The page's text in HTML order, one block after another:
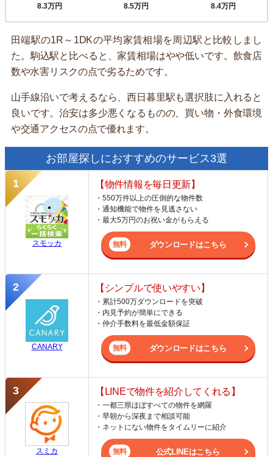
8.3万円
8.5万円
8.4万円
田端駅の1R～1DKの平均家賃相場を周辺駅と比較しまし
た。駒込駅と比べると、家賃相場はやや低いです。飲食店
数や水害リスクの点で劣るためです。
山手線沿いで考えるなら、西日暮里駅も選択肢に入れると
良いです。治安は多少悪くなるものの、買い物・外食環境
や交通アクセスの点で優れます。
お部屋探しにおすすめのサービス3選
スモッカ
【物件情報を毎日更新】
・550万件以上の圧倒的な物件数
・通知機能で物件を見逃さない
・最大5万円のお祝い金がもらえる
ダウンロードはこちら
CANARY
【シンプルで使いやすい】
・累計500万ダウンロードを突破
・内見予約が簡単にできる
・仲介手数料を最低金額保証
ダウンロードはこちら
スミカ
【LINEで物件を紹介してくれる】
・一都三県ほぼすべての物件を網羅
・早朝から深夜まで相談可能
・ネットにない物件をタイムリーに紹介
公式LINEはこちら